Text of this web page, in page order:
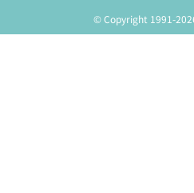
© Copyright 1991-